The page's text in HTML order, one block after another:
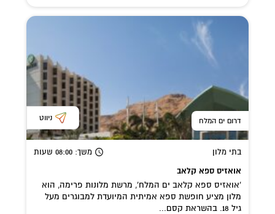
דרום ים המלח ניווט
בתי מלון משך: 08:00 שעות
אואזיס ספא קלאב
'אואזיס ספא קלאב ים המלח', מרשת מלונות פרימה, הוא
מלון מציע חופשת ספא אמיתית המיועדת למבוגרים מעל
גיל 18. בהשראת קסם...